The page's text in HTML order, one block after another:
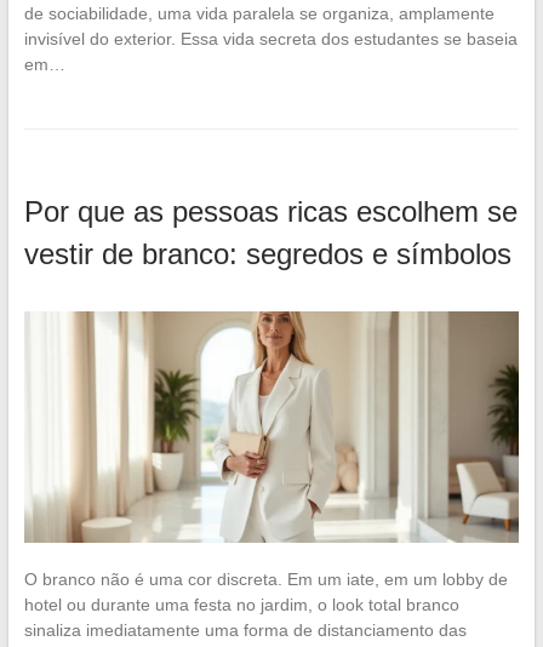
de sociabilidade, uma vida paralela se organiza, amplamente
invisível do exterior. Essa vida secreta dos estudantes se baseia
em…
Por que as pessoas ricas escolhem se
vestir de branco: segredos e símbolos
O branco não é uma cor discreta. Em um iate, em um lobby de
hotel ou durante uma festa no jardim, o look total branco
sinaliza imediatamente uma forma de distanciamento das